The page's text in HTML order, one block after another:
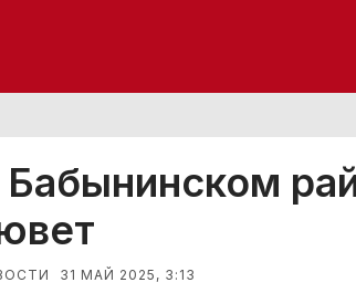
Бабынинском
31 МАЙ 2025, 3:13